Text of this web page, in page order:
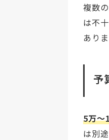
複数
は不
ありま
予
5万〜
は別